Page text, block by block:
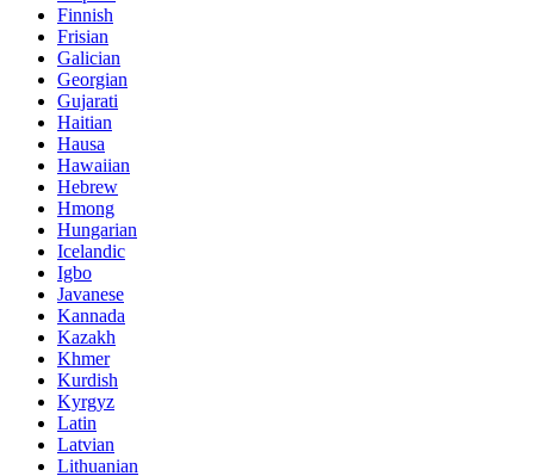
Finnish
Frisian
Galician
Georgian
Gujarati
Haitian
Hausa
Hawaiian
Hebrew
Hmong
Hungarian
Icelandic
Igbo
Javanese
Kannada
Kazakh
Khmer
Kurdish
Kyrgyz
Latin
Latvian
Lithuanian